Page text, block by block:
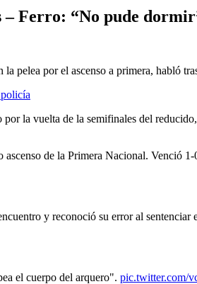
– Ferro: “No pude
pelea por el ascenso a primera, habló
la vuelta de la semifinales del
de la Primera Nacional. Venció
y reconoció su error al
el cuerpo del arquero". pic.twitter.com/